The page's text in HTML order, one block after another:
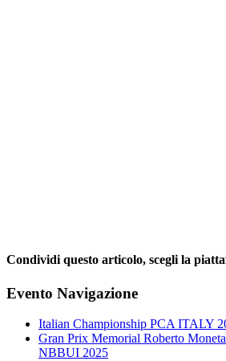
Condividi questo articolo, scegli la
Facebook
X
Reddit
LinkedIn
WhatsApp
Telegram
Tumblr
Pinterest
Email
Evento Navigazione
Italian Championship PCA ITALY
Gran Prix Memorial Roberto
NBBUI 2025